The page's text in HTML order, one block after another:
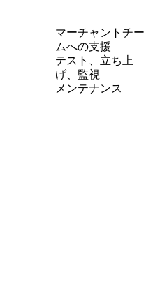
マーチャントチー
ムへの支援
テスト、立ち上
げ、監視
メンテナンス